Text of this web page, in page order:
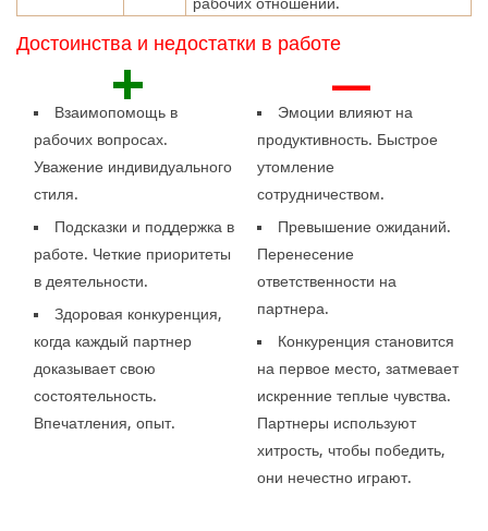
Достоинства и недостатки в работе
+
Взаимопомощь в
рабочих вопросах.
Уважение индивидуального
стиля.
Подсказки и поддержка в
работе. Четкие приоритеты
в деятельности.
Здоровая конкуренция,
когда каждый партнер
доказывает свою
состоятельность.
Впечатления, опыт.
—
Эмоции влияют на
продуктивность. Быстрое
утомление
сотрудничеством.
Превышение ожиданий.
Перенесение
ответственности на
партнера.
Конкуренция становится
на первое место, затмевает
искренние теплые чувства.
Партнеры используют
хитрость, чтобы победить,
они нечестно играют.